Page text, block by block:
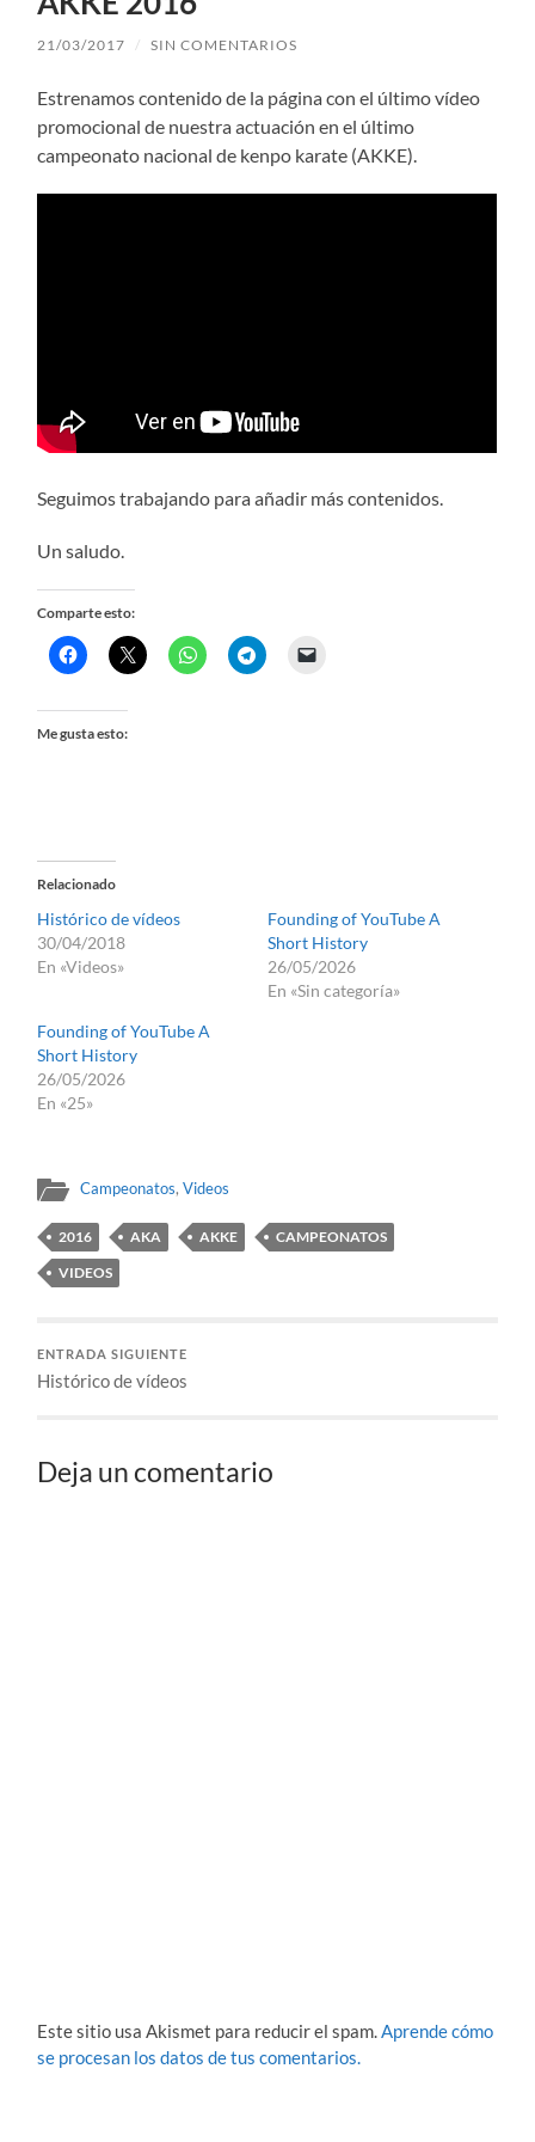
21/03/2017 / SIN COMENTARIOS
Estrenamos contenido de la página con el último vídeo
promocional de nuestra actuación en el último
campeonato nacional de kenpo karate (AKKE).
Seguimos trabajando para añadir más contenidos.
Un saludo.
Comparte esto:
Me gusta esto:
Relacionado
Histórico de vídeos
30/04/2018
En «Videos»
Founding of YouTube A
Short History
26/05/2026
En «Sin categoría»
Founding of YouTube A
Short History
26/05/2026
En «25»
Campeonatos,Videos
2016 AKA AKKE
CAMPEONATOS
VIDEOS
ENTRADA SIGUIENTE
Histórico de vídeos
Deja un comentario
Este sitio usa Akismet para reducir el spam.Aprende cómo
se procesan los datos de tus comentarios.